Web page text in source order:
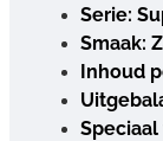
Serie:
Smaak:
Inhoud